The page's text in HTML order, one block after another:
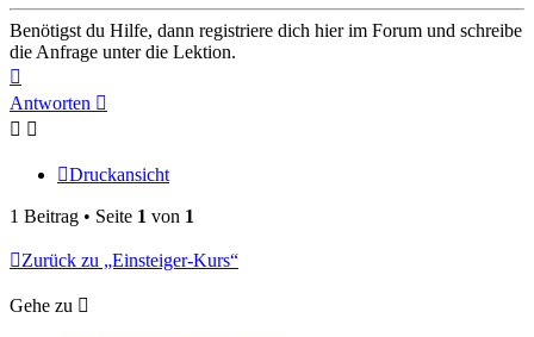
Benötigst du Hilfe, dann registriere dich hier im Forum und schreibe
die Anfrage unter die Lektion.
oben
Antworten
Druckansicht
1 Beitrag • Seite 1 von 1
Zurück zu „Einsteiger-Kurs“
Gehe zu